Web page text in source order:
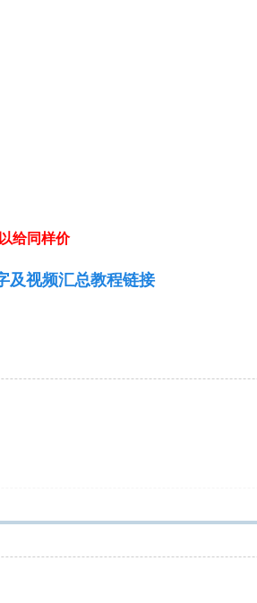
给同样价
及视频汇总教程链接